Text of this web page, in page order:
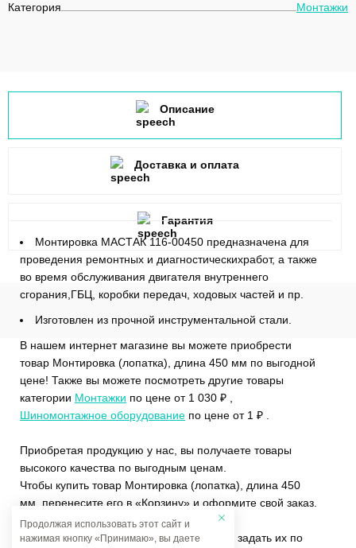
Категория
Монтажки
Описание
Монтировка МАСТАК 116-00450 предназначена для
проведения ремонтных и диагностическихработ, а также
во время обслуживания двигателя внутреннего
сгорания,ГБЦ, коробки передач, ходовых частей и пр.
Изготовлен из прочной инструментальной стали.
В нашем интернет магазине вы можете приобрести
товар Монтировка (лопатка), длина 450 мм по выгодной
цене! Также вы можете посмотреть другие товары
категории Монтажки по цене от 1 030 ₽ ,
Шиномонтажное оборудование по цене от 1 ₽ .
Приобретая продукцию у нас, вы получаете товары
высокого качества по выгодным ценам.
Чтобы купить товар Монтировка (лопатка), длина 450
мм, перенесите его в «Корзину» и оформите свой заказ.
Если у вас остались вопросы, вы можете задать их по
Доставка и оплата
Гарантия
Продолжая использовать этот сайт и
нажимая кнопку «Принимаю», вы даете